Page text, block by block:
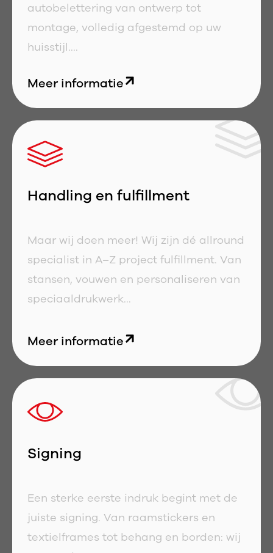
autobelettering van ontwerp tot
montage, volledig afgestemd op uw
huisstijl....
Meer informatie
Handling en fulfillment
Maar wij doen meer! Wij zijn dé allround
specialist in A–Z project fulfillment. Van
stansen, vouwen en personaliseren van
speciaaldrukwerk...
Meer informatie
Signing
Een sterke eerste indruk begint met de
juiste signing. Van raamstickers en
textielframes tot behang en borden: wij